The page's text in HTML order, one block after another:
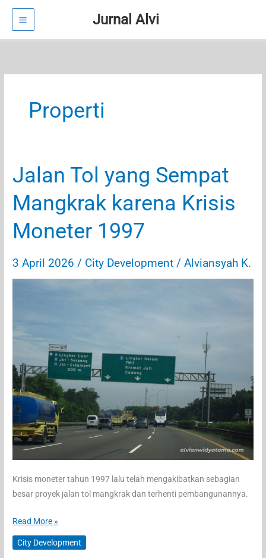
Lewati
Jurnal Alvi
Properti
Jalan Tol yang Sempat
Mangkrak karena Krisis
Moneter 1997
3 April 2026/ City Development /Alviansyah K.
Krisis moneter tahun 1997 lalu telah mengakibatkan sebagian
besar proyek jalan tol mangkrak dan terhenti pembangunannya.
Jalan
Tol
yang
Read More »
City Development